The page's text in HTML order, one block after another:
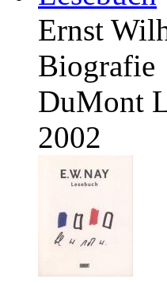
Ernst
Biografie
DuMont
2002